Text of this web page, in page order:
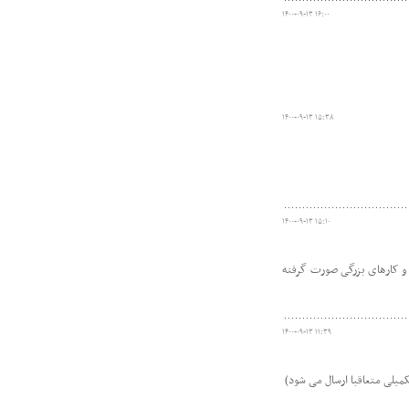
۱۴۰۰-۰۹-۱۳ ۱۶:۰۰
۱۴۰۰-۰۹-۱۳ ۱۵:۳۸
۱۴۰۰-۰۹-۱۳ ۱۵:۱۰
کارهای بزرگی صورت گرفته
۱۴۰۰-۰۹-۱۳ ۱۱:۳۹
متعاقبا ارسال می شود)